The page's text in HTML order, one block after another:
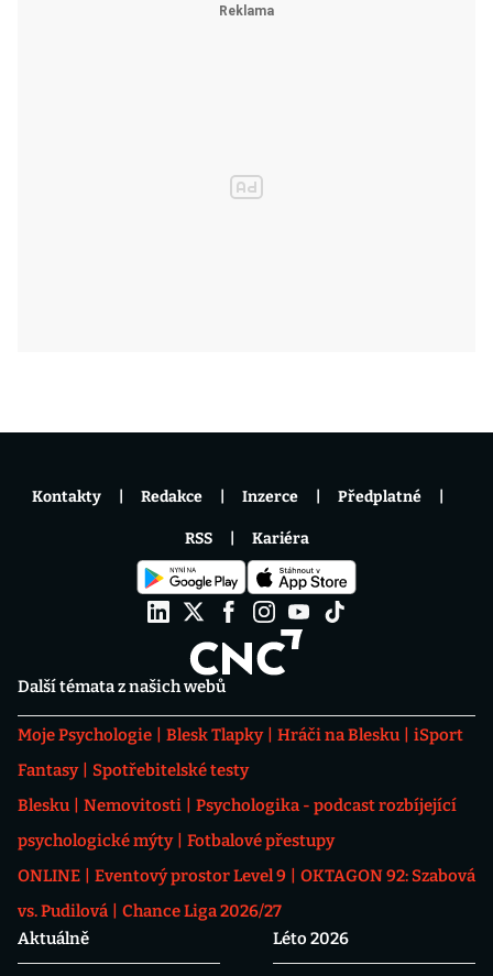
Další témata z našich webů
Moje Psychologie Blesk Tlapky Hráči na Blesku
iSport
Fantasy
Spotřebitelské testy
Blesku
Nemovitosti
Psychologika - podcast rozbíjející
psychologické mýty
Fotbalové přestupy
ONLINE
Eventový prostor Level 9
OKTAGON 92: Szabová
vs. Pudilová
Chance Liga 2026/27
Aktuálně
Léto 2026
Kontakty Redakce Inzerce Předplatné
RSS Kariéra